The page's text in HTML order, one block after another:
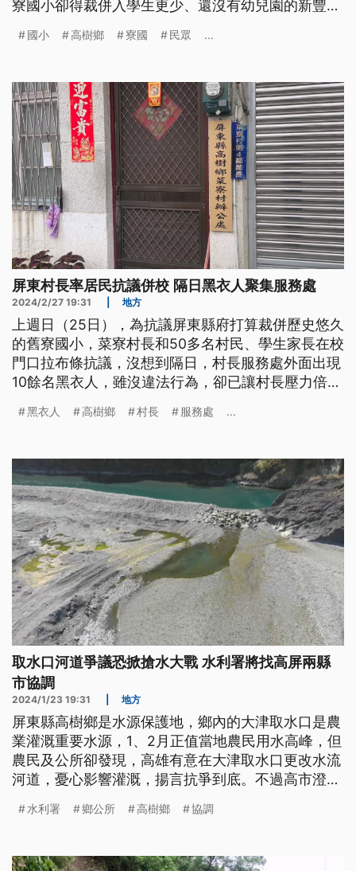
寮國小卻得裁併入學生更少、還沒有幼兒園的新豐國
反對廢校。
國小 高樹鄉 寮國 民眾 ...
屏東村長率居民抗議併校 隔日黑衣人聚集服務處
2024/2/27 19:31 地方
上週日（25日），為抗議屏東縣府打算裁併歷史悠久
的舊寮國小，菜寮村長和50多名村民、學生家長在校
門口拉布條抗議，沒想到隔日，村長服務處外面出現
10餘名黑衣人，雖沒違法行為，卻已讓村長壓力倍
人，但村長憂心自身安全，低調不回應。
黑衣人 高樹鄉 村長 服務處 ...
取水口河道爭議恐掀搶水大戰 水利署將找高屏兩縣
市協調
2024/1/23 19:31 地方
屏東縣高樹鄉是水源保護地，鄉內的大津取水口是農
業灌溉重要水源，1、2月正值當地農民用水高峰，但
農民及公所卻發現，高雄有意在大津取水口更改水流
河道，憂心影響灌溉，揚言抗爭到底。不過高市澄
高雄，才邀集相關單位協商並提出恢復原貌想法。
水利署 鄉公所 高樹鄉 協調